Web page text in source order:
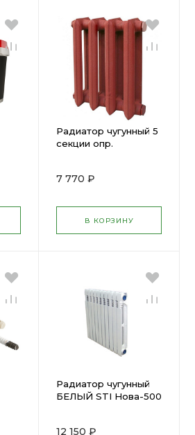
Радиатор чугунный 5
секции опр.
7 770 ₽
В КОРЗИНУ
Радиатор чугунный
БЕЛЫЙ STI Нова-500
12 150 ₽